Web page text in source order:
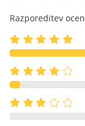
Razporeditev